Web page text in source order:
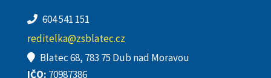
604 541 151
reditelka@zsblatec.cz
Blatec 68, 783 75 Dub nad Moravou
IČO: 70987386